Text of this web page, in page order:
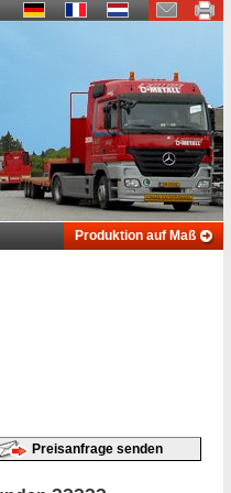
Produktion auf Maß
Preisanfrage senden